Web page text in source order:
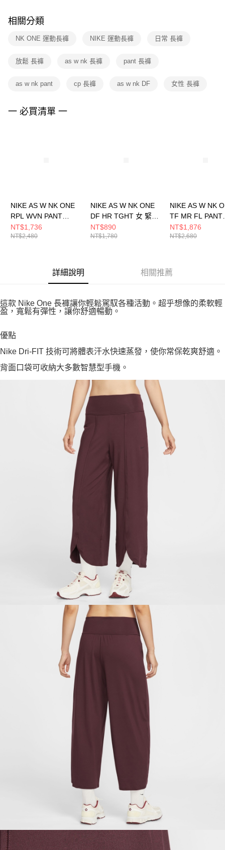
※ 交易是否成功請以「AFTEE先享後付 」之結帳頁面顯示為準，若有關於
是否繳費成功／繳費後需取消欲退款等相關疑問，請聯繫「AFTEE先享後付
客戶支援中心」https://netprotections.freshdesk.com/support/home
１．透過由恩沛科技股份有限公司提供之「AFTEE先享後付」服務完成之交
權轉讓予恩沛科技股份有限公司。
３．未成年的使用者請事先徵得法定代理人或監護人之同意方可使用
「AFTEE先享後付」，若未經同意申辦者引起之損失，本公司不負相關責
相關分類
NK ONE 運動長褲 NIKE 運動長褲 日常 長褲
放鬆 長褲 as w nk 長褲 pant 長褲
as w nk pant cp 長褲 as w nk DF 女性 長褲
一 必買清單 一
NIKE AS W NK ONE
RPL WVN PANT
CPSL 女 長褲
IH8612652
NT$1,736
NT$2,480
NIKE AS W NK ONE
DF HR TGHT 女 緊身
長褲 DM7279010
NT$890
NT$1,780
NIKE AS W NK
TF MR FL PANT
POLA 女 長褲
HV3708010
NT$1,876
NT$2,680
詳細說明 相關推薦
這款 Nike One 長褲讓你輕鬆駕馭各種活動。超乎想像的柔軟輕
盈，寬鬆有彈性，讓你舒適暢動。
優點
Nike Dri-FIT 技術可將體表汗水快速蒸發，使你常保乾爽舒適。
背面口袋可收納大多數智慧型手機。